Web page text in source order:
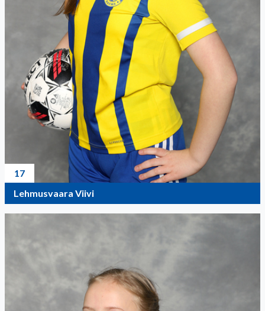
17
Lehmusvaara Viivi